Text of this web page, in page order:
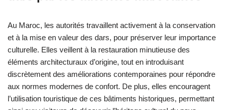
Au Maroc, les autorités travaillent activement à la conservation
et à la mise en valeur des dars, pour préserver leur importance
culturelle. Elles veillent à la restauration minutieuse des
éléments architecturaux d’origine, tout en introduisant
discrètement des améliorations contemporaines pour répondre
aux normes modernes de confort. De plus, elles encouragent
l’utilisation touristique de ces bâtiments historiques, permettant